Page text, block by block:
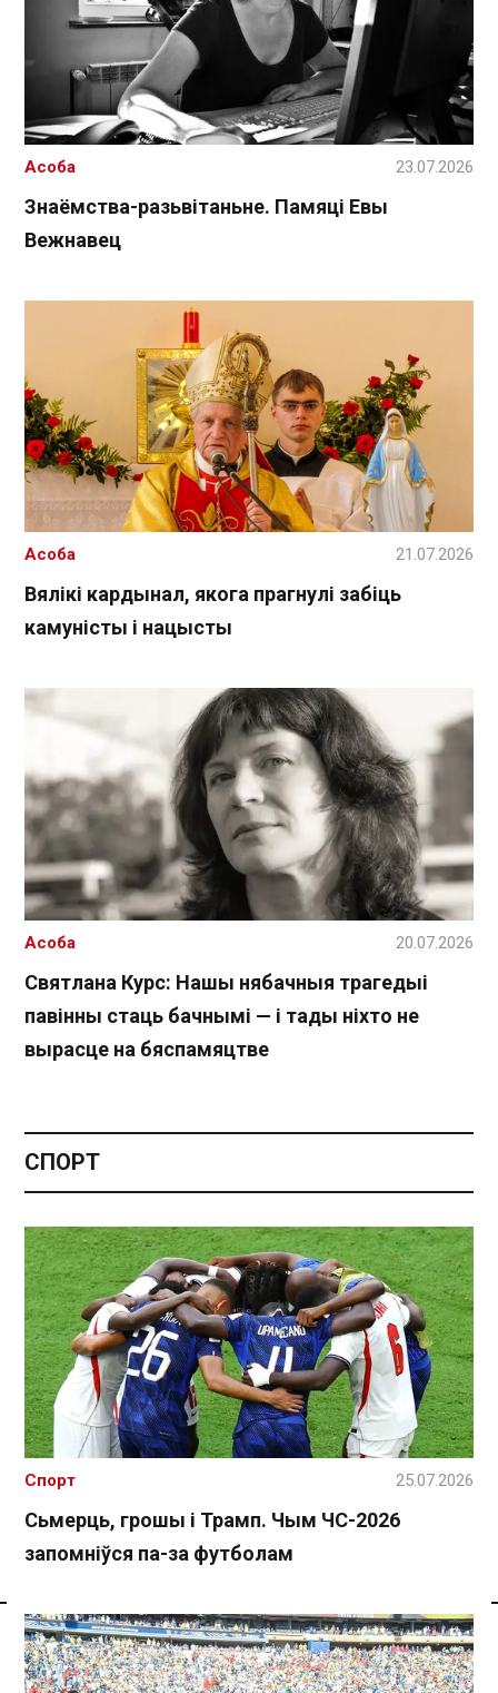
Спасылка без VPN
Знаёмства-разьвітаньне. Памяці Евы
Вежнавец
Асоба 23.07.2026
Вялікі кардынал, якога прагнулі забіць
камуністы і нацысты
Асоба 21.07.2026
Святлана Курс: Нашы нябачныя трагедыі
павінны стаць бачнымі — і тады ніхто не
вырасце на бяспамяцтве
Асоба 20.07.2026
СПОРТ
Сьмерць, грошы і Трамп. Чым ЧС-2026
запомніўся па-за футболам
Спорт 25.07.2026